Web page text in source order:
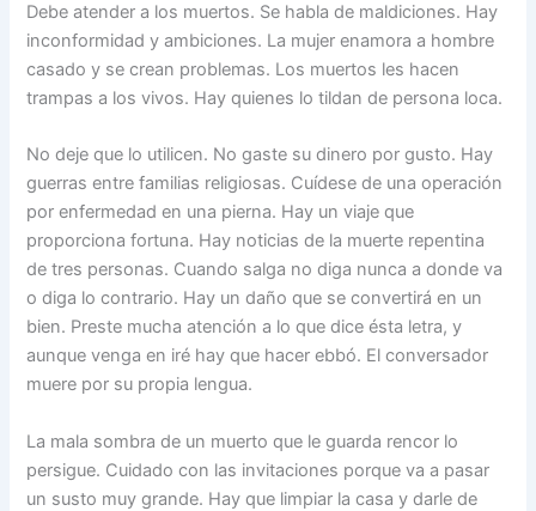
Debe atender a los muertos. Se habla de maldiciones. Hay
inconformidad y ambiciones. La mujer enamora a hombre
casado y se crean problemas. Los muertos les hacen
trampas a los vivos. Hay quienes lo tildan de persona loca.
No deje que lo utilicen. No gaste su dinero por gusto. Hay
guerras entre familias religiosas. Cuídese de una operación
por enfermedad en una pierna. Hay un viaje que
proporciona fortuna. Hay noticias de la muerte repentina
de tres personas. Cuando salga no diga nunca a donde va
o diga lo contrario. Hay un daño que se convertirá en un
bien. Preste mucha atención a lo que dice ésta letra, y
aunque venga en iré hay que hacer ebbó. El conversador
muere por su propia lengua.
La mala sombra de un muerto que le guarda rencor lo
persigue. Cuidado con las invitaciones porque va a pasar
un susto muy grande. Hay que limpiar la casa y darle de